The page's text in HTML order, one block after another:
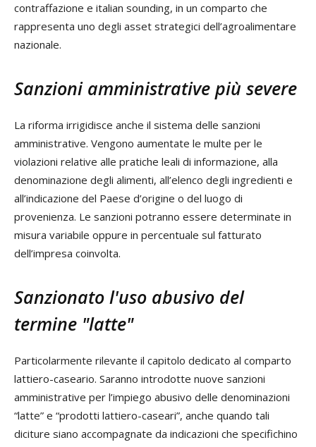
contraffazione e italian sounding, in un comparto che
rappresenta uno degli asset strategici dell’agroalimentare
nazionale.
Sanzioni amministrative più severe
La riforma irrigidisce anche il sistema delle sanzioni
amministrative. Vengono aumentate le multe per le
violazioni relative alle pratiche leali di informazione, alla
denominazione degli alimenti, all’elenco degli ingredienti e
all’indicazione del Paese d’origine o del luogo di
provenienza. Le sanzioni potranno essere determinate in
misura variabile oppure in percentuale sul fatturato
dell’impresa coinvolta.
Sanzionato l'uso abusivo del
termine "latte"
Particolarmente rilevante il capitolo dedicato al comparto
lattiero-caseario. Saranno introdotte nuove sanzioni
amministrative per l’impiego abusivo delle denominazioni
“latte” e “prodotti lattiero-caseari”, anche quando tali
diciture siano accompagnate da indicazioni che specifichino